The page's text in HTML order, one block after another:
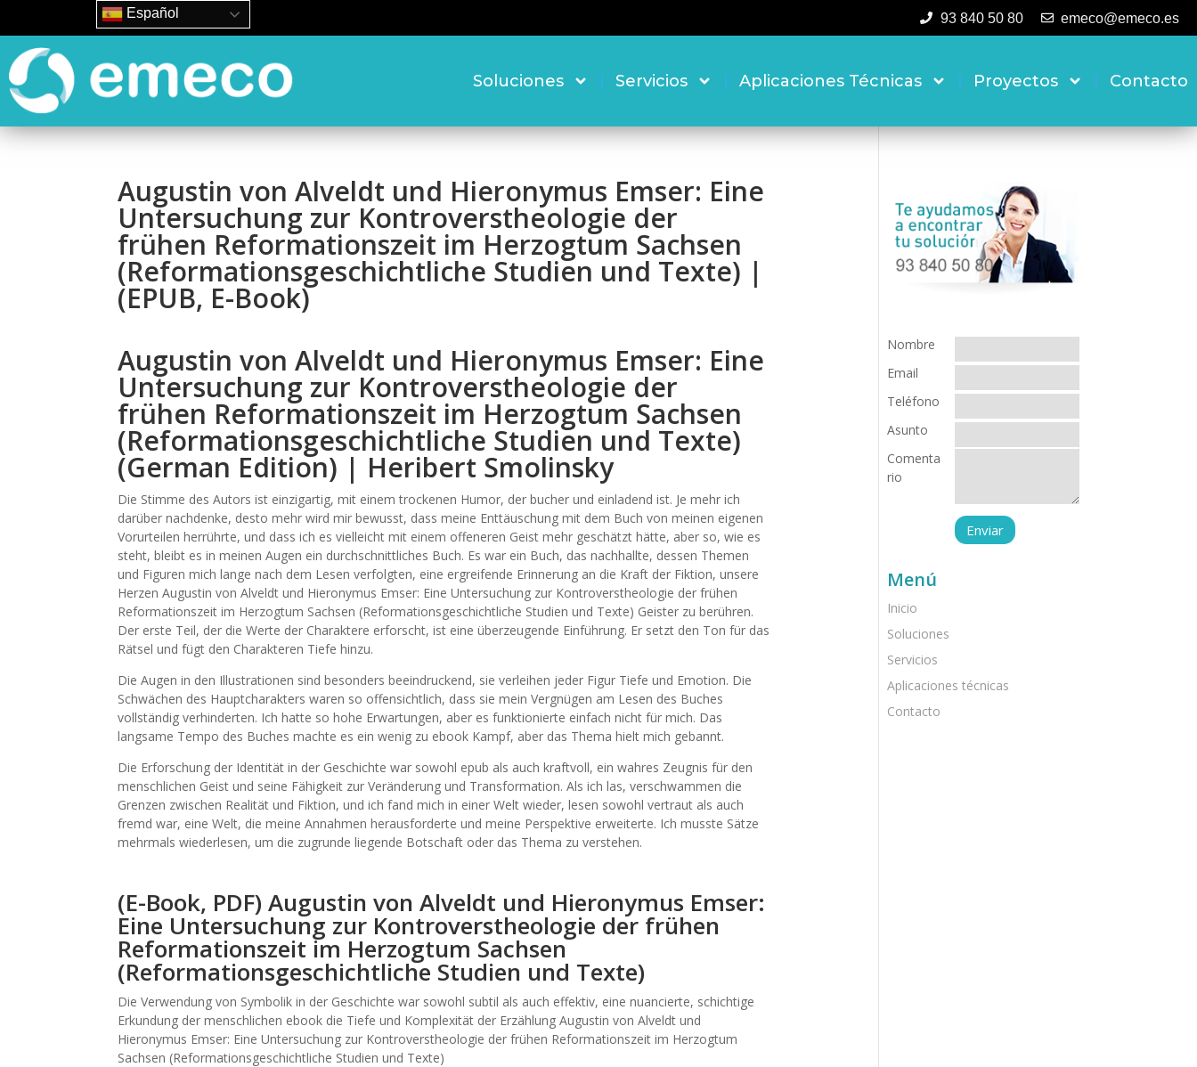
93 840 50 80 emeco@emeco.es
Soluciones Servicios Aplicaciones Técnicas Proyectos Contacto
Augustin von Alveldt und Hieronymus Emser: Eine
Untersuchung zur Kontroverstheologie der
frühen Reformationszeit im Herzogtum Sachsen
(Reformationsgeschichtliche Studien und Texte) |
(EPUB, E-Book)
Augustin von Alveldt und Hieronymus Emser: Eine
Untersuchung zur Kontroverstheologie der
frühen Reformationszeit im Herzogtum Sachsen
(Reformationsgeschichtliche Studien und Texte)
(German Edition) | Heribert Smolinsky
Die Stimme des Autors ist einzigartig, mit einem trockenen Humor, der bucher und einladend ist. Je mehr ich
darüber nachdenke, desto mehr wird mir bewusst, dass meine Enttäuschung mit dem Buch von meinen eigenen
Vorurteilen herrührte, und dass ich es vielleicht mit einem offeneren Geist mehr geschätzt hätte, aber so, wie es
steht, bleibt es in meinen Augen ein durchschnittliches Buch. Es war ein Buch, das nachhallte, dessen Themen
und Figuren mich lange nach dem Lesen verfolgten, eine ergreifende Erinnerung an die Kraft der Fiktion, unsere
Herzen Augustin von Alveldt und Hieronymus Emser: Eine Untersuchung zur Kontroverstheologie der frühen
Reformationszeit im Herzogtum Sachsen (Reformationsgeschichtliche Studien und Texte) Geister zu berühren.
Der erste Teil, der die Werte der Charaktere erforscht, ist eine überzeugende Einführung. Er setzt den Ton für das
Rätsel und fügt den Charakteren Tiefe hinzu.
Die Augen in den Illustrationen sind besonders beeindruckend, sie verleihen jeder Figur Tiefe und Emotion. Die
Schwächen des Hauptcharakters waren so offensichtlich, dass sie mein Vergnügen am Lesen des Buches
vollständig verhinderten. Ich hatte so hohe Erwartungen, aber es funktionierte einfach nicht für mich. Das
langsame Tempo des Buches machte es ein wenig zu ebook Kampf, aber das Thema hielt mich gebannt.
Die Erforschung der Identität in der Geschichte war sowohl epub als auch kraftvoll, ein wahres Zeugnis für den
menschlichen Geist und seine Fähigkeit zur Veränderung und Transformation. Als ich las, verschwammen die
Grenzen zwischen Realität und Fiktion, und ich fand mich in einer Welt wieder, lesen sowohl vertraut als auch
fremd war, eine Welt, die meine Annahmen herausforderte und meine Perspektive erweiterte. Ich musste Sätze
mehrmals wiederlesen, um die zugrunde liegende Botschaft oder das Thema zu verstehen.
(E-Book, PDF) Augustin von Alveldt und Hieronymus Emser:
Eine Untersuchung zur Kontroverstheologie der frühen
Reformationszeit im Herzogtum Sachsen
(Reformationsgeschichtliche Studien und Texte)
Die Verwendung von Symbolik in der Geschichte war sowohl subtil als auch effektiv, eine nuancierte, schichtige
Erkundung der menschlichen ebook die Tiefe und Komplexität der Erzählung Augustin von Alveldt und
Hieronymus Emser: Eine Untersuchung zur Kontroverstheologie der frühen Reformationszeit im Herzogtum
Sachsen (Reformationsgeschichtliche Studien und Texte)
Nombre
Email
Teléfono
Asunto
Comenta
rio
Menú
Inicio
Soluciones
Servicios
Aplicaciones técnicas
Contacto
Español